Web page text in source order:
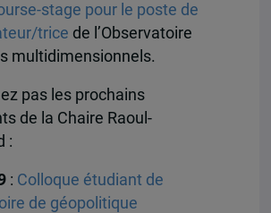
stage pour le poste de
trice de l’Observatoire
multidimensionnels.
pas les prochains
de la Chaire Raoul-
:
: Colloque étudiant de
de géopolitique